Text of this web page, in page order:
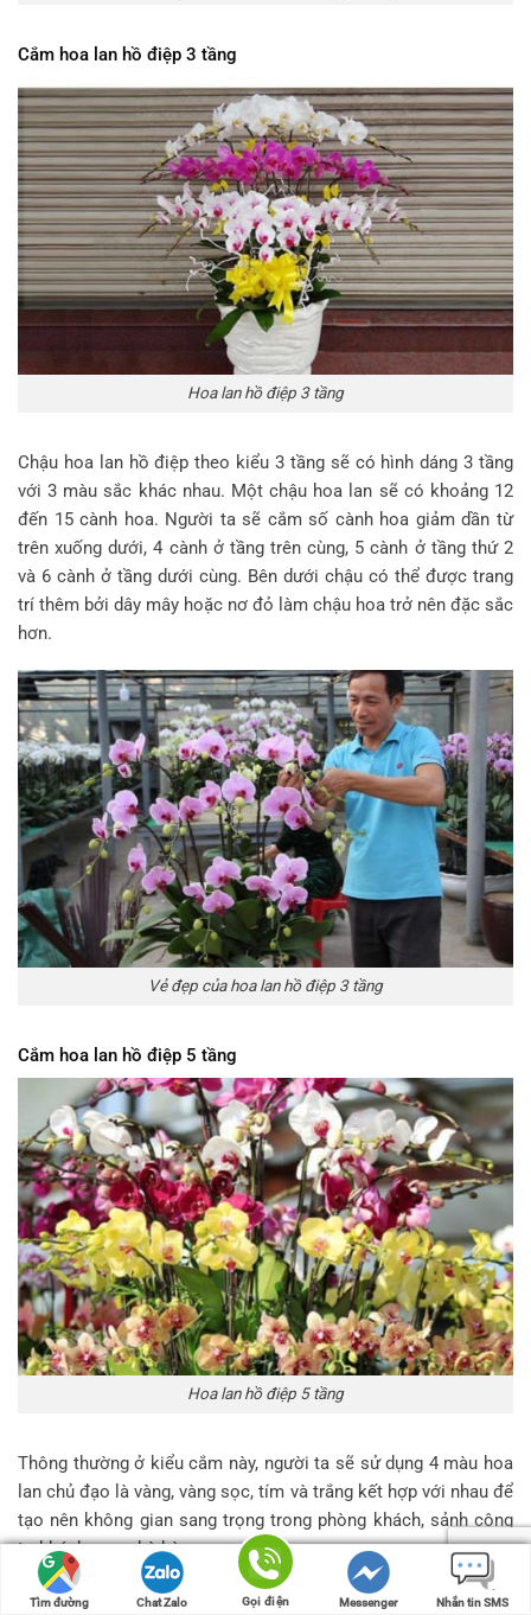
Cắm hoa lan hồ điệp 3 tầng
Hoa lan hồ điệp 3 tầng
Chậu hoa lan hồ điệp theo kiểu 3 tầng sẽ có hình dáng 3 tầng
với 3 màu sắc khác nhau. Một chậu hoa lan sẽ có khoảng 12
đến 15 cành hoa. Người ta sẽ cắm số cành hoa giảm dần từ
trên xuống dưới, 4 cành ở tầng trên cùng, 5 cành ở tầng thứ 2
và 6 cành ở tầng dưới cùng. Bên dưới chậu có thể được trang
trí thêm bởi dây mây hoặc nơ đỏ làm chậu hoa trở nên đặc sắc
hơn.
Vẻ đẹp của hoa lan hồ điệp 3 tầng
Cắm hoa lan hồ điệp 5 tầng
Hoa lan hồ điệp 5 tầng
Thông thường ở kiểu cắm này, người ta sẽ sử dụng 4 màu hoa
lan chủ đạo là vàng, vàng sọc, tím và trắng kết hợp với nhau để
tạo nên không gian sang trọng trong phòng khách, sảnh công
ty, khách sạn, nhà hàng.
Tìm đường Chat Zalo Gọi điện Messenger Nhắn tin SMS
Tìm đường Chat Zalo Gọi điện Messenger Nhắn tin SMS